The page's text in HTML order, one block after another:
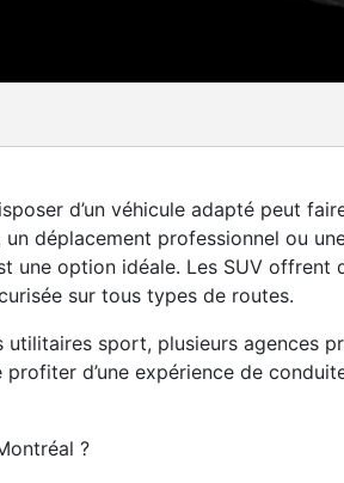
d’un véhicule adapté peut
déplacement professionnel ou
une option idéale. Les SUV offrent
sur tous types de routes.
sport, plusieurs agences
d’une expérience de
?